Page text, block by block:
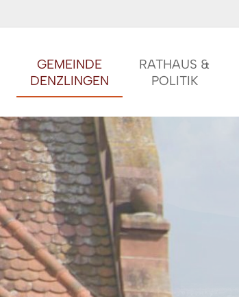
GEMEINDE
DENZLINGEN
RATHAUS &
POLITIK